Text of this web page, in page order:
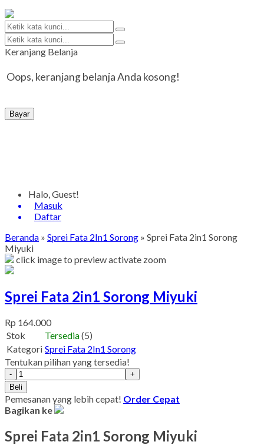
Keranjang Belanja
Oops, keranjang belanja Anda kosong!
Bayar
Halo, Guest!
Masuk
Daftar
Beranda » Sprei Fata 2In1 Sorong » Sprei Fata 2in1 Sorong
Miyuki
click image to previewactivate zoom
Sprei Fata 2in1 Sorong Miyuki
Rp 164.000
Stok
Tersedia(5)
Kategori Sprei Fata 2In1 Sorong
Tentukan pilihan yang tersedia!
-
+
Beli
Pemesanan yang lebih cepat! Order Cepat
Bagikan ke
Sprei Fata 2in1 Sorong Miyuki